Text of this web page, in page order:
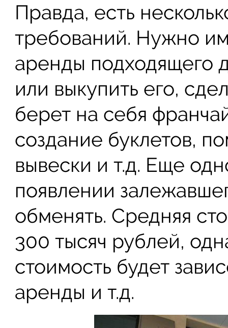
Правда, есть
требований. Нужно
аренды подходящего
или выкупить его,
берет на себя
создание буклетов,
вывески и т.д. Еще
появлении
обменять. Средняя
300 тысяч рублей,
стоимость будет
аренды и т.д.